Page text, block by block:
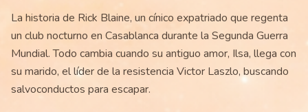
La historia de Rick Blaine, un cínico expatriado que regenta
un club nocturno en Casablanca durante la Segunda Guerra
Mundial. Todo cambia cuando su antiguo amor, Ilsa, llega con
su marido, el líder de la resistencia Victor Laszlo, buscando
salvoconductos para escapar.